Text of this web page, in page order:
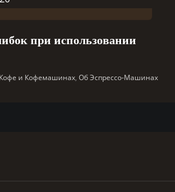
при использовании
и Кофемашинах,Об Эспрессо-Машинах